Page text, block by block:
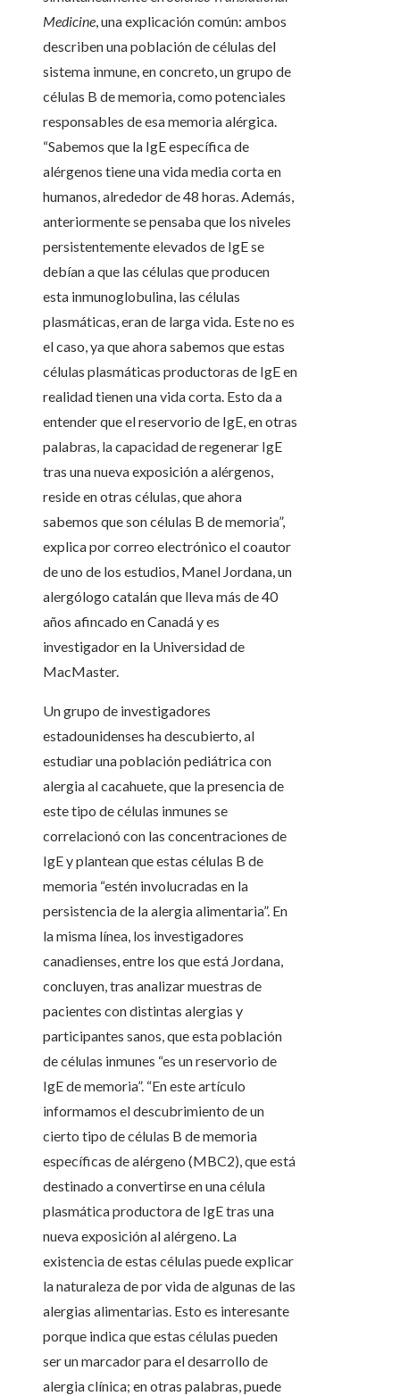
Medicine, una explicación común: ambos
describen una población de células del
sistema inmune, en concreto, un grupo de
células B de memoria, como potenciales
responsables de esa memoria alérgica.
“Sabemos que la IgE específica de
alérgenos tiene una vida media corta en
humanos, alrededor de 48 horas. Además,
anteriormente se pensaba que los niveles
persistentemente elevados de IgE se
debían a que las células que producen
esta inmunoglobulina, las células
plasmáticas, eran de larga vida. Este no es
el caso, ya que ahora sabemos que estas
células plasmáticas productoras de IgE en
realidad tienen una vida corta. Esto da a
entender que el reservorio de IgE, en otras
palabras, la capacidad de regenerar IgE
tras una nueva exposición a alérgenos,
reside en otras células, que ahora
sabemos que son células B de memoria”,
explica por correo electrónico el coautor
de uno de los estudios, Manel Jordana, un
alergólogo catalán que lleva más de 40
años afincado en Canadá y es
investigador en la Universidad de
MacMaster.
Un grupo de investigadores
estadounidenses ha descubierto, al
estudiar una población pediátrica con
alergia al cacahuete, que la presencia de
este tipo de células inmunes se
correlacionó con las concentraciones de
IgE y plantean que estas células B de
memoria “estén involucradas en la
persistencia de la alergia alimentaria”. En
la misma línea, los investigadores
canadienses, entre los que está Jordana,
concluyen, tras analizar muestras de
pacientes con distintas alergias y
participantes sanos, que esta población
de células inmunes “es un reservorio de
IgE de memoria”. “En este artículo
informamos el descubrimiento de un
cierto tipo de células B de memoria
específicas de alérgeno (MBC2), que está
destinado a convertirse en una célula
plasmática productora de IgE tras una
nueva exposición al alérgeno. La
existencia de estas células puede explicar
la naturaleza de por vida de algunas de las
alergias alimentarias. Esto es interesante
porque indica que estas células pueden
ser un marcador para el desarrollo de
alergia clínica; en otras palabras, puede